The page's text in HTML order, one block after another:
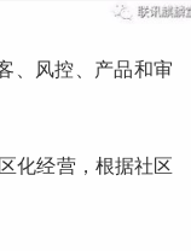
、风控、产品和审
化经营，根据社区